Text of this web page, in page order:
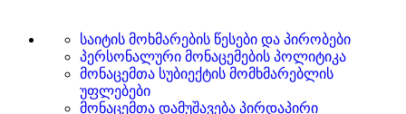
საიტის მოხმარების წესები და პირობები
პერსონალური მონაცემების პოლიტიკა
მონაცემთა სუბიექტის მომხმარებლის
უფლებები
მონაცემთა დამუშავება პირდაპირი